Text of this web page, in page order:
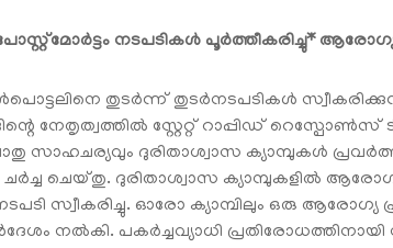
നടപടികൾ പൂർത്തീകരിച്ചു* ആരോഗ്യ
തുടർന്ന് തുടർനടപടികൾ
നേതൃത്വത്തിൽ സ്റ്റേറ്റ് റാപ്പിഡ്
സാഹചര്യവും ദുരിതാശ്വാസ ക്യാമ്പുകൾ
ചർച്ച ചെയ്തു. ദുരിതാശ്വാസ ക്യാമ്പുകളിൽ
സ്വീകരിച്ചു. ഓരോ ക്യാമ്പിലും ഒരു
നൽകി. പകർച്ചവ്യാധി